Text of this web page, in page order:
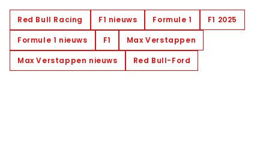
Red Bull Racing F1 nieuws Formule 1
F1 2025
Formule 1 nieuws
F1
Max Verstappen
Max Verstappen nieuws
Red Bull-Ford